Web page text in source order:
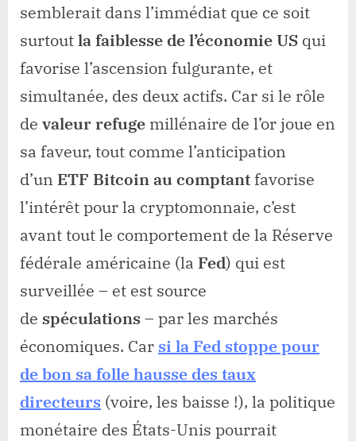
semblerait dans l’immédiat que ce soit
surtoutla faiblesse de l’économie US qui
favorise l’ascension fulgurante, et
simultanée, des deux actifs. Car si le rôle
de valeur refuge millénaire de l’or joue en
sa faveur, tout comme l’anticipation
d’un ETF Bitcoin au comptant favorise
l’intérêt pour la cryptomonnaie, c’est
avant tout le comportement de la Réserve
fédérale américaine (la Fed) qui est
surveillée – et est source
de spéculations – par les marchés
économiques. Car si la Fed stoppe pour
de bon sa folle hausse des taux
directeurs (voire, les baisse !), la politique
monétaire des États-Unis pourrait